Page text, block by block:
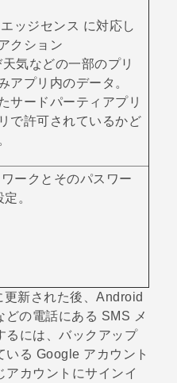
エッジセンス に対応し
クション
天気などの一部のプリ
アプリ内のデータ。
サードパーティアプリ
で許可されているかど
ークとそのパスワー
。
新された後、 Android
の電話にある SMS メ
るには、バックアップ
いる Google アカウント
アカウントにサインイ